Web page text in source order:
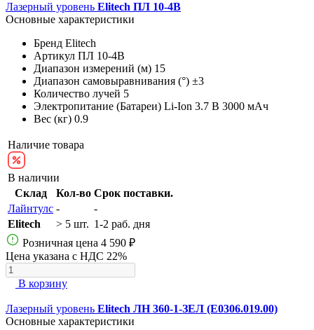
Лазерный уровень Elitech ПЛ 10-4В
Основные характеристики
Бренд Elitech
Артикул ПЛ 10-4В
Диапазон измерений (м) 15
Диапазон самовыравнивания (°) ±3
Количество лучей 5
Электропитание (Батареи) Li-Ion 3.7 В 3000 мАч
Вес (кг) 0.9
Наличие товара
В наличии
Склад
Кол-во Срок поставки.
Лайнтулс -
-
Elitech
> 5 шт. 1-2 раб. дня
Розничная цена 4 590 ₽
Цена указана с НДС 22%
В корзину
Лазерный уровень Elitech ЛН 360-1-ЗЕЛ (E0306.019.00)
Основные характеристики